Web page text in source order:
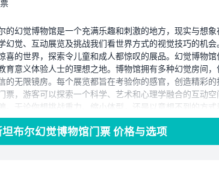
的幻觉博物馆是一个充满乐趣和刺激的地方，现实与想
幻觉、互动展览及挑战我们看世界方式的视觉技巧的机
喜的世界，探索令儿童和成人都惊叹的展品。幻觉博物
育意义体验人士的理想之地。博物馆拥有多种幻觉房间
的无限镜房。每个展览都旨在考验你的感官，创造精彩
票，游客可以探索一个科学、艺术和心理学融合的互动
。无论你想挑战重力、缩小体型，还是以意想不到的方
坦布尔幻觉博物馆是享受独特沉浸式体验的绝佳方式。对
预订伊斯坦布尔幻觉博物馆门票，准备踏上一个看似一切
布尔幻觉博物馆门票 价格与选项